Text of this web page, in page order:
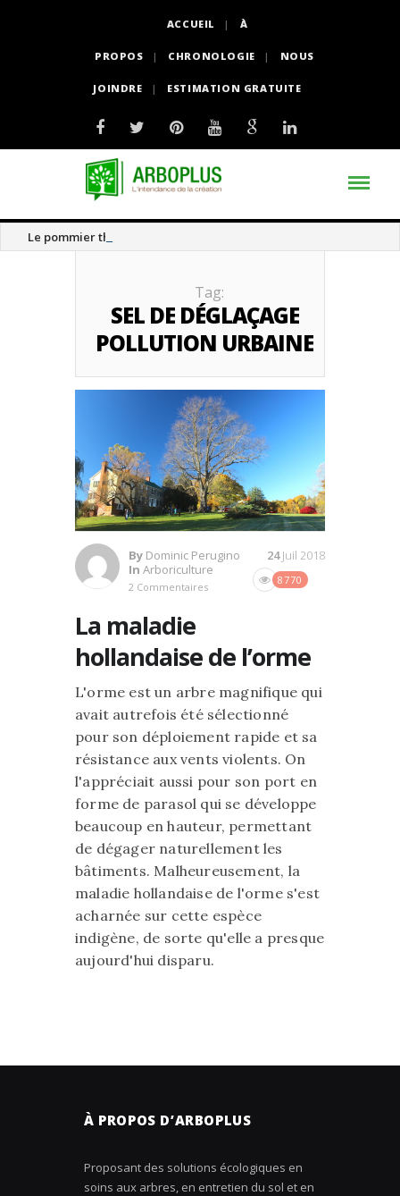
ACCUEIL À
PROPOS CHRONOLOGIE NOUS
JOINDRE ESTIMATION GRATUITE
Le pommier thé
Tag:
SEL DE DÉGLAÇAGE
POLLUTION URBAINE
By Dominic Perugino
In Arboriculture
2 Commentaires
8770
24Juil 2018
La maladie
hollandaise de l’orme
L'orme est un arbre magnifique qui
avait autrefois été sélectionné
pour son déploiement rapide et sa
résistance aux vents violents. On
l'appréciait aussi pour son port en
forme de parasol qui se développe
beaucoup en hauteur, permettant
de dégager naturellement les
bâtiments. Malheureusement, la
maladie hollandaise de l'orme s'est
acharnée sur cette espèce
indigène, de sorte qu'elle a presque
aujourd'hui disparu.
À PROPOS D’ARBOPLUS
Proposant des solutions écologiques en
soins aux arbres, en entretien du sol et en